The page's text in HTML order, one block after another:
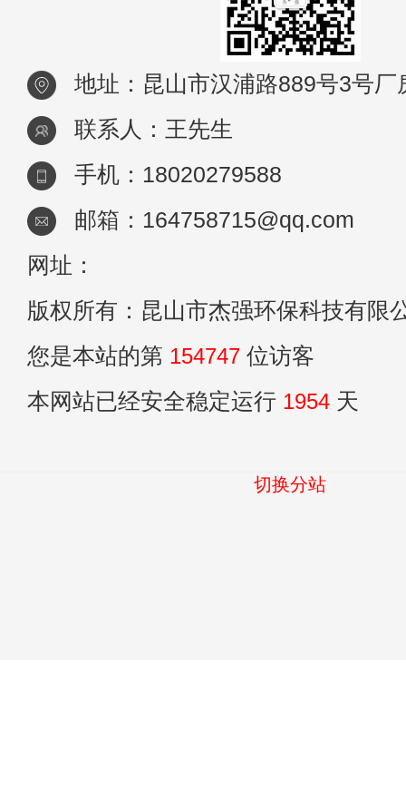
地址：昆山市汉浦路889号3号厂
联系人：王先生
手机：18020279588
邮箱：164758715@qq.com
网址：
版权所有：昆山市杰强环保科技有限
您是本站的第 154747 位访客
本网站已经安全稳定运行 1954 天
切换分站